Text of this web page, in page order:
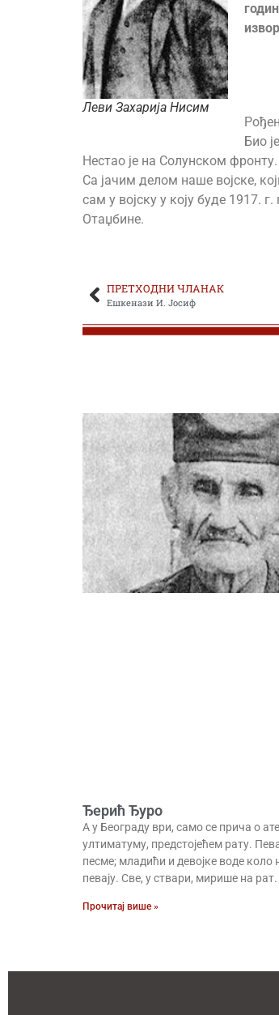
Леви Захарија Нисим
Био
Нестао је на Солунском фронту.
Са јачим делом наше војске,
сам у војску у коју буде 1917.
Отаџбине.
ПРЕТХОДНИ ЧЛАНАК
Ешкенази И. Јосиф
Ђерић Ђуро
А у Београду ври, само се прича о
ултиматуму, предстојећем рату.
песме; младићи и девојке воде коло
певају. Све, у ствари, мирише на рат.
Прочитај више »